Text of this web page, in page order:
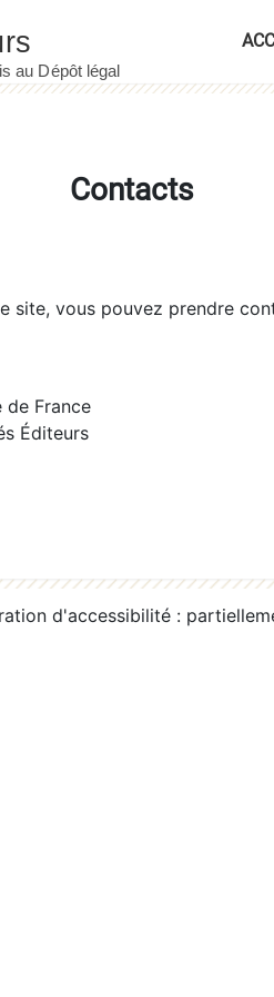
Contacts
site, vous pouvez prendre
de France
Éditeurs
d'accessibilité :